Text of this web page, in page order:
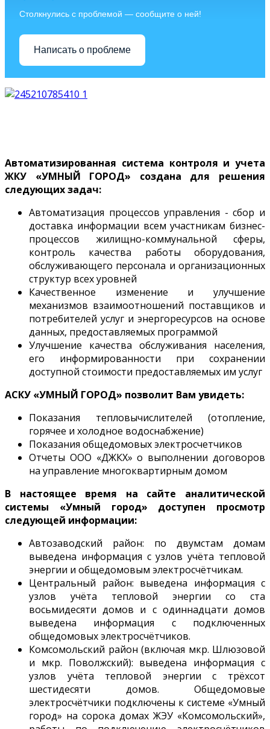
Столкнулись с проблемой — сообщите о ней!
Написать о проблеме
Автоматизированная система контроля и учета
ЖКУ «УМНЫЙ ГОРОД» создана для решения
следующих задач:
Автоматизация процессов управления - сбор и
доставка информации всем участникам бизнес-
процессов жилищно-коммунальной сферы,
контроль качества работы оборудования,
обслуживающего персонала и организационных
структур всех уровней
Качественное изменение и улучшение
механизмов взаимоотношений поставщиков и
потребителей услуг и энергоресурсов на основе
данных, предоставляемых программой
Улучшение качества обслуживания населения,
его информированности при сохранении
доступной стоимости предоставляемых им услуг
АСКУ «УМНЫЙ ГОРОД» позволит Вам увидеть:
Показания тепловычислителей (отопление,
горячее и холодное водоснабжение)
Показания общедомовых электросчетчиков
Отчеты ООО «ДЖКХ» о выполнении договоров
на управление многоквартирным домом
В настоящее время на сайте аналитической
системы «Умный город» доступен просмотр
следующей информации:
Автозаводский район: по двумстам домам
выведена информация с узлов учёта тепловой
энергии и общедомовым электросчётчикам.
Центральный район: выведена информация с
узлов учёта тепловой энергии со ста
восьмидесяти домов и с одиннадцати домов
выведена информация с подключенных
общедомовых электросчётчиков.
Комсомольский район (включая мкр. Шлюзовой
и мкр. Поволжский): выведена информация с
узлов учёта тепловой энергии с трёхсот
шестидесяти домов. Общедомовые
электросчётчики подключены к системе «Умный
город» на сорока домах ЖЭУ «Комсомольский»,